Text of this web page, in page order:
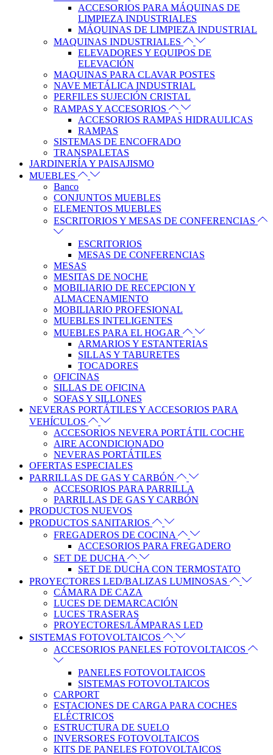
ACCESORIOS PARA MÁQUINAS DE
LIMPIEZA INDUSTRIALES
MÁQUINAS DE LIMPIEZA INDUSTRIAL
MAQUINAS INDUSTRIALES
ELEVADORES Y EQUIPOS DE
ELEVACIÓN
MAQUINAS PARA CLAVAR POSTES
NAVE METÁLICA INDUSTRIAL
PERFILES SUJECIÓN CRISTAL
RAMPAS Y ACCESORIOS
ACCESORIOS RAMPAS HIDRAULICAS
RAMPAS
SISTEMAS DE ENCOFRADO
TRANSPALETAS
JARDINERÍA Y PAISAJISMO
MUEBLES
Banco
CONJUNTOS MUEBLES
ELEMENTOS MUEBLES
ESCRITORIOS Y MESAS DE CONFERENCIAS
ESCRITORIOS
MESAS DE CONFERENCIAS
MESAS
MESITAS DE NOCHE
MOBILIARIO DE RECEPCION Y
ALMACENAMIENTO
MOBILIARIO PROFESIONAL
MUEBLES INTELIGENTES
MUEBLES PARA EL HOGAR
ARMARIOS Y ESTANTERIAS
SILLAS Y TABURETES
TOCADORES
OFICINAS
SILLAS DE OFICINA
SOFAS Y SILLONES
NEVERAS PORTÁTILES Y ACCESORIOS PARA
VEHÍCULOS
ACCESORIOS NEVERA PORTÁTIL COCHE
AIRE ACONDICIONADO
NEVERAS PORTÁTILES
OFERTAS ESPECIALES
PARRILLAS DE GAS Y CARBÓN
ACCESORIOS PARA PARRILLA
PARRILLAS DE GAS Y CARBÓN
PRODUCTOS NUEVOS
PRODUCTOS SANITARIOS
FREGADEROS DE COCINA
ACCESORIOS PARA FREGADERO
SET DE DUCHA
SET DE DUCHA CON TERMOSTATO
PROYECTORES LED/BALIZAS LUMINOSAS
CÁMARA DE CAZA
LUCES DE DEMARCACIÓN
LUCES TRASERAS
PROYECTORES/LÁMPARAS LED
SISTEMAS FOTOVOLTAICOS
ACCESORIOS PANELES FOTOVOLTAICOS
PANELES FOTOVOLTAICOS
SISTEMAS FOTOVOLTAICOS
CARPORT
ESTACIONES DE CARGA PARA COCHES
ELÉCTRICOS
ESTRUCTURA DE SUELO
INVERSORES FOTOVOLTAICOS
KITS DE PANELES FOTOVOLTAICOS